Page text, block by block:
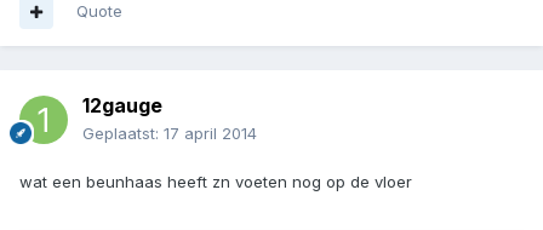
Quote
12gauge
Geplaatst: 17 april 2014
wat een beunhaas heeft zn voeten nog op de vloer